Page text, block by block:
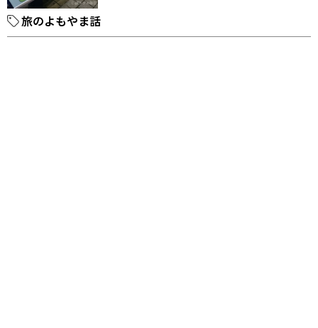
旅のよもやま話